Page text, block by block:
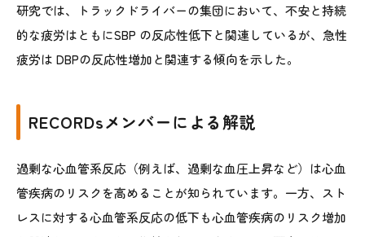
研究では、トラックドライバーの集団において、不安と持続
的な疲労はともにSBP の反応性低下と関連しているが、急性
疲労は DBPの反応性増加と関連する傾向を示した。
RECORDsメンバーによる解説
過剰な心血管系反応（例えば、過剰な血圧上昇など）は心血
管疾病のリスクを高めることが知られています。一方、スト
レスに対する心血管系反応の低下も心血管疾病のリスク増加